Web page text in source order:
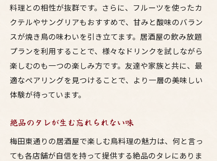
料理との相性が抜群です。さらに、フルーツを使ったカ
クテルやサングリアもおすすめで、甘みと酸味のバラン
スが焼き鳥の味わいを引き立てます。居酒屋の飲み放題
プランを利用することで、様々なドリンクを試しながら
楽しむのも一つの楽しみ方です。友達や家族と共に、最
適なペアリングを見つけることで、より一層の美味しい
体験が待っています。
絶品のタレが生む忘れられない味
梅田東通りの居酒屋で楽しむ鳥料理の魅力は、何と言っ
ても各店舗が自信を持って提供する絶品のタレにありま